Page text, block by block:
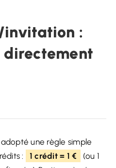
:
une règle simple
:
1 crédit = 1 €
(ou 1